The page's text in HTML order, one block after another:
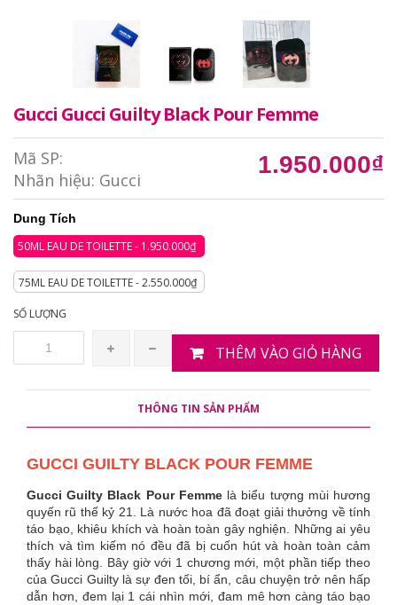
Gucci Gucci Guilty Black Pour Femme
Mã SP:
Nhãn hiệu: Gucci
1.950.000₫
Dung Tích
50ML EAU DE TOILETTE - 1.950.000₫
75ML EAU DE TOILETTE - 2.550.000₫
SỐ LƯỢNG
THÊM VÀO GIỎ HÀNG
THÔNG TIN SẢN PHẨM
GUCCI GUILTY BLACK POUR FEMME
Gucci Guilty Black Pour Femmelà biểu tượng mùi hương
quyến rũ thế kỷ 21. Là nước hoa đã đoạt giải thưởng về tính
táo bạo, khiêu khích và hoàn toàn gây nghiện. Những ai yêu
thích và tìm kiếm nó đều đã bị cuốn hút và hoàn toàn cảm
thấy hài lòng. Bây giờ với 1 chương mới, một phần tiếp theo
của Gucci Guilty là sự đen tối, bí ẩn, câu chuyện trở nên hấp
dẫn hơn, đem lại 1 cái nhìn mới, đam mê hơn càng táo bạo